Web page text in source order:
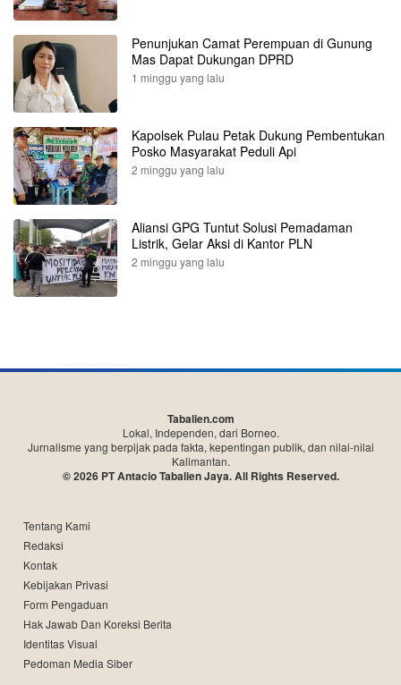
Penunjukan Camat Perempuan di Gunung
Mas Dapat Dukungan DPRD
1 minggu yang lalu
Kapolsek Pulau Petak Dukung Pembentukan
Posko Masyarakat Peduli Api
2 minggu yang lalu
Aliansi GPG Tuntut Solusi Pemadaman
Listrik, Gelar Aksi di Kantor PLN
2 minggu yang lalu
Tabalien.com
Lokal, Independen, dari Borneo.
Jurnalisme yang berpijak pada fakta, kepentingan publik, dan nilai-nilai
Kalimantan.
© 2026 PT Antacio Tabalien Jaya. All Rights Reserved.
Tentang Kami
Redaksi
Kontak
Kebijakan Privasi
Form Pengaduan
Hak Jawab Dan Koreksi Berita
Identitas Visual
Pedoman Media Siber